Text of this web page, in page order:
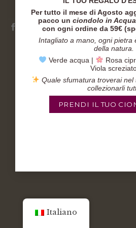
Per tutto il mese di Agosto
pacco un ciondolo in
con ogni ordine da 59€
Intagliato a mano, ogni pietra
della natura.
Verde acqua |
Rosa
Viola
Quale sfumatura troverai nel
collezionarli
PRENDI IL TUO
COOKIES POLICY PRIVACY
CONDIZIONI DI
P.Iva:
Copyright 2026 ©
Italiano